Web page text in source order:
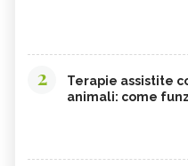
2
Terapie assistite
animali: come